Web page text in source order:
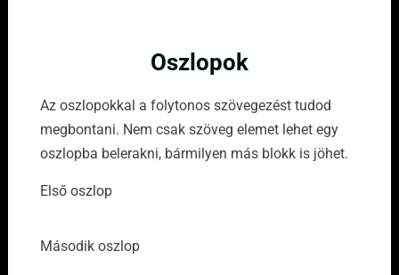
Oszlopok
Az oszlopokkal a folytonos szövegezést tudod
megbontani. Nem csak szöveg elemet lehet egy
oszlopba belerakni, bármilyen más blokk is jöhet.
Első oszlop
Második oszlop